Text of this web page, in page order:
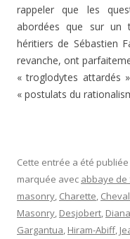
rappeler que les
abordées que sur un
héritiers de Sébastien
revanche, ont
« troglodytes attardés
« postulats du
Cette entrée a été
marquée avec abbaye de
masonry, Charette,
Masonry, Desjobert,
Gargantua, Hiram-Abiff,